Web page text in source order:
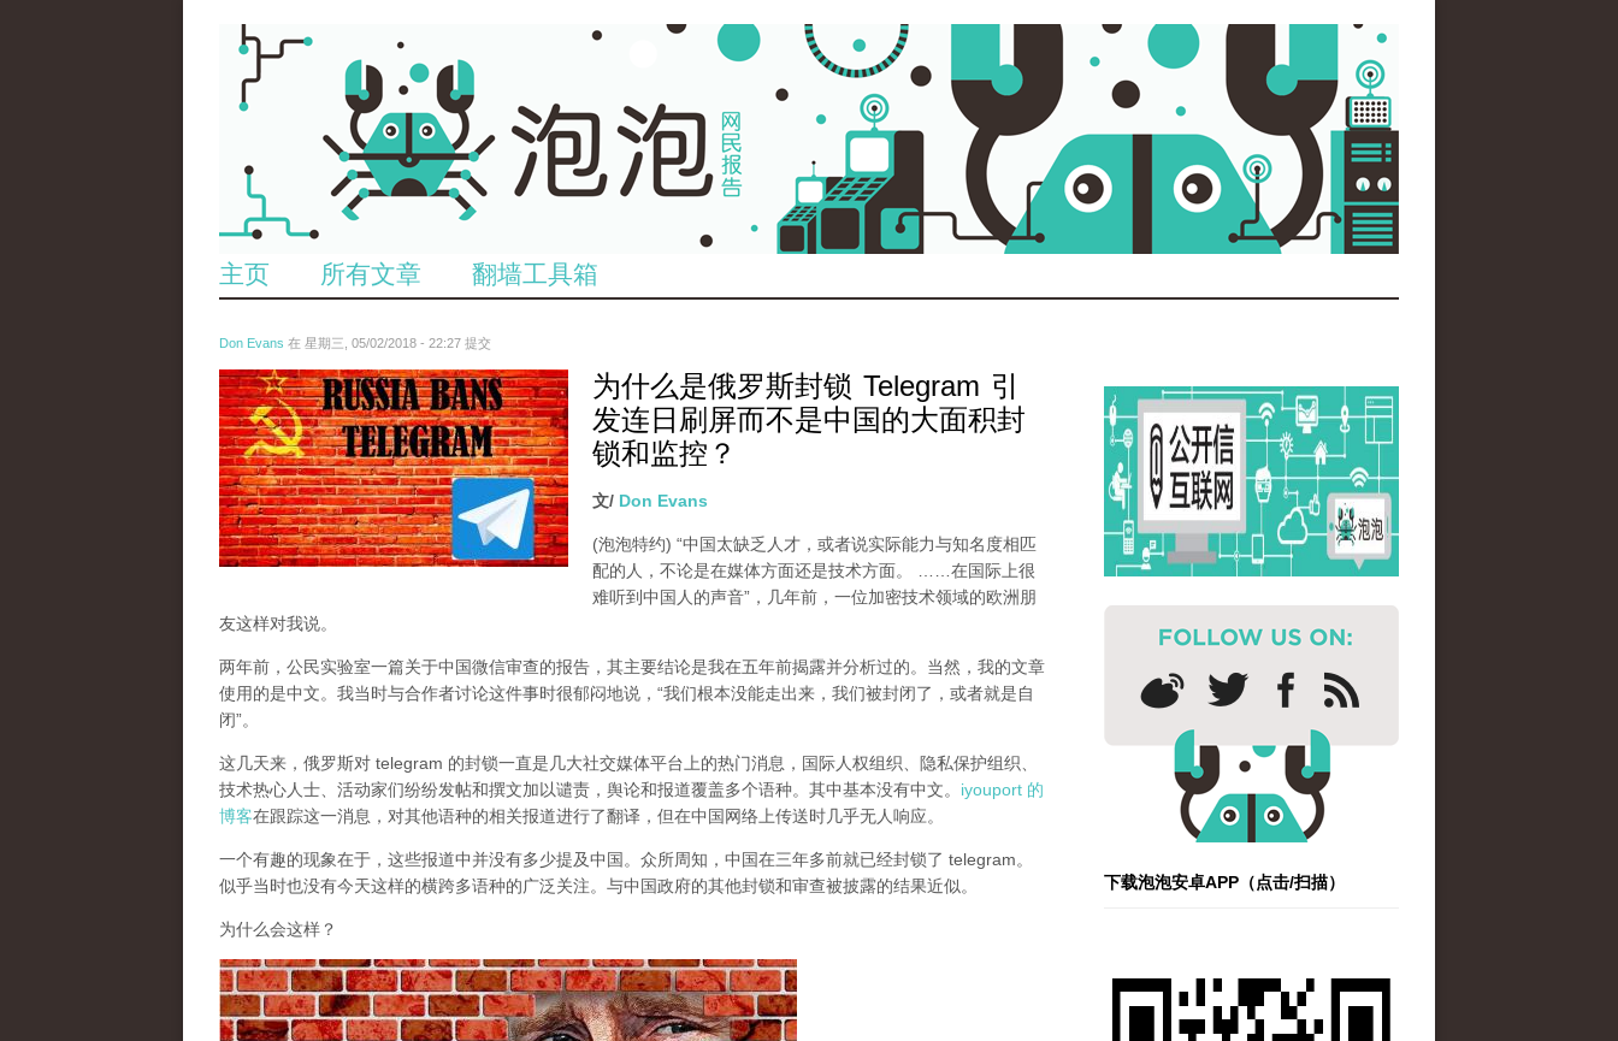
主页 所有文章 翻墙工具箱
Don Evans 在 星期三, 05/02/2018 - 22:27 提交
tou_.jpeg
为什么是俄罗斯封锁 Telegram 引
发连日刷屏而不是中国的大面积封
锁和监控？
文/ Don Evans
(泡泡特约) “中国太缺乏人才，或者说实际能力与知名度相匹
配的人，不论是在媒体方面还是技术方面。 ……在国际上很
难听到中国人的声音”，几年前，一位加密技术领域的欧洲朋
友这样对我说。
两年前，公民实验室一篇关于中国微信审查的报告，其主要结论是我在五年前揭露并分析过的。当然，我的文章
使用的是中文。我当时与合作者讨论这件事时很郁闷地说，“我们根本没能走出来，我们被封闭了，或者就是自
闭”。
这几天来，俄罗斯对 telegram 的封锁一直是几大社交媒体平台上的热门消息，国际人权组织、隐私保护组织、
技术热心人士、活动家们纷纷发帖和撰文加以谴责，舆论和报道覆盖多个语种。其中基本没有中文。 iyouport 的
博客在跟踪这一消息，对其他语种的相关报道进行了翻译，但在中国网络上传送时几乎无人响应。
一个有趣的现象在于，这些报道中并没有多少提及中国。众所周知，中国在三年多前就已经封锁了 telegram。
似乎当时也没有今天这样的横跨多语种的广泛关注。与中国政府的其他封锁和审查被披露的结果近似。
为什么会这样？
下载泡泡安卓APP（点击/扫描）